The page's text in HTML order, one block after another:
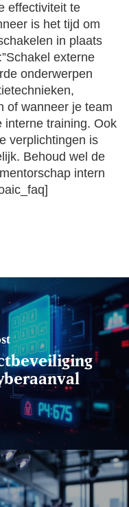
effectiviteit te
is het tijd om
in plaats
externe
onderwerpen
of wanneer je team
interne training. Ook
verplichtingen is
Behoud wel de
intern